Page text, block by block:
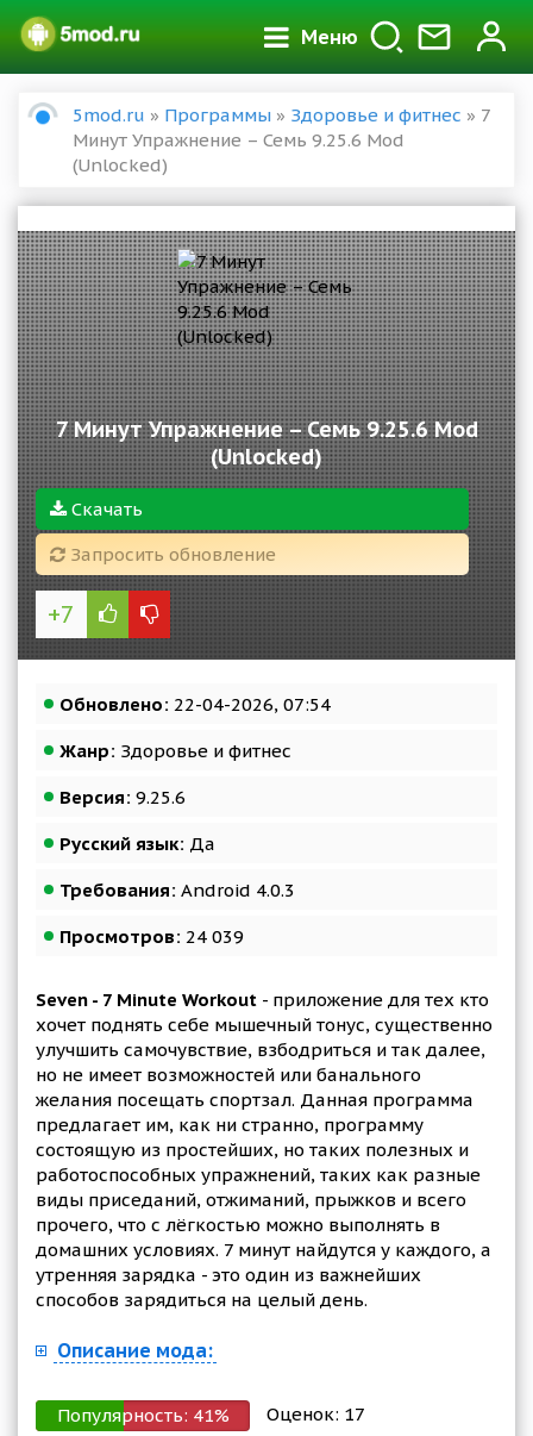
Меню
5mod.ru » Программы » Здоровье и фитнес » 7
Минут Упражнение – Семь 9.25.6 Mod
(Unlocked)
7 Минут Упражнение – Семь 9.25.6 Mod
(Unlocked)
Скачать
Запросить обновление
+7
Обновлено: 22-04-2026, 07:54
Жанр: Здоровье и фитнес
Версия: 9.25.6
Русский язык: Да
Требования: Android 4.0.3
Просмотров: 24 039
Seven - 7 Minute Workout - приложение для тех кто
хочет поднять себе мышечный тонус, существенно
улучшить самочувствие, взбодриться и так далее,
но не имеет возможностей или банального
желания посещать спортзал. Данная программа
предлагает им, как ни странно, программу
состоящую из простейших, но таких полезных и
работоспособных упражнений, таких как разные
виды приседаний, отжиманий, прыжков и всего
прочего, что с лёгкостью можно выполнять в
домашних условиях. 7 минут найдутся у каждого, а
утренняя зарядка - это один из важнейших
способов зарядиться на целый день.
Описание мода:
Популярность: 41% Оценок: 17